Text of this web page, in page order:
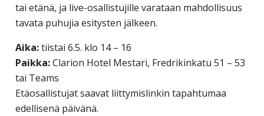
matka-
ja
tai etänä, ja live-osallistujille varataan mahdollisuus
tavata puhujia esitysten jälkeen.
Aika:tiistai 6.5. klo 14 – 16
Paikka:Clarion Hotel Mestari, Fredrikinkatu 51 – 53
tai Teams
Etäosallistujat saavat liittymislinkin tapahtumaa
edellisenä päivänä.